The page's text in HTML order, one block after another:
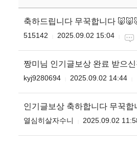
축하드립니다 무꾹합니다
515142 2025.09.02 15:04
짱미님 인기글보상 완료 받으
kyj9280694 2025.09.02 14:44
인기글보상 축하합니다 무꾹합
열심히살자수니 2025.09.02